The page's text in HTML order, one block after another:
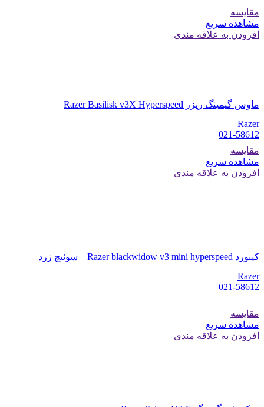
مقایسه
مشاهده سریع
افزودن به علاقه مندی
ماوس گیمینگ ریزر Razer Basilisk v3X Hyperspeed
Razer
021-58612
مقایسه
مشاهده سریع
افزودن به علاقه مندی
کیبورد Razer blackwidow v3 mini hyperspeed – سوئیچ زرد
Razer
021-58612
مقایسه
مشاهده سریع
افزودن به علاقه مندی